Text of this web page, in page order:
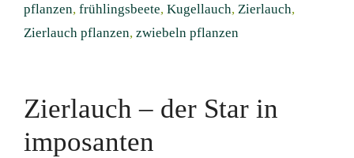
pflanzen, frühlingsbeete, Kugellauch, Zierlauch,
Zierlauch pflanzen, zwiebeln pflanzen
Zierlauch – der Star in
imposanten